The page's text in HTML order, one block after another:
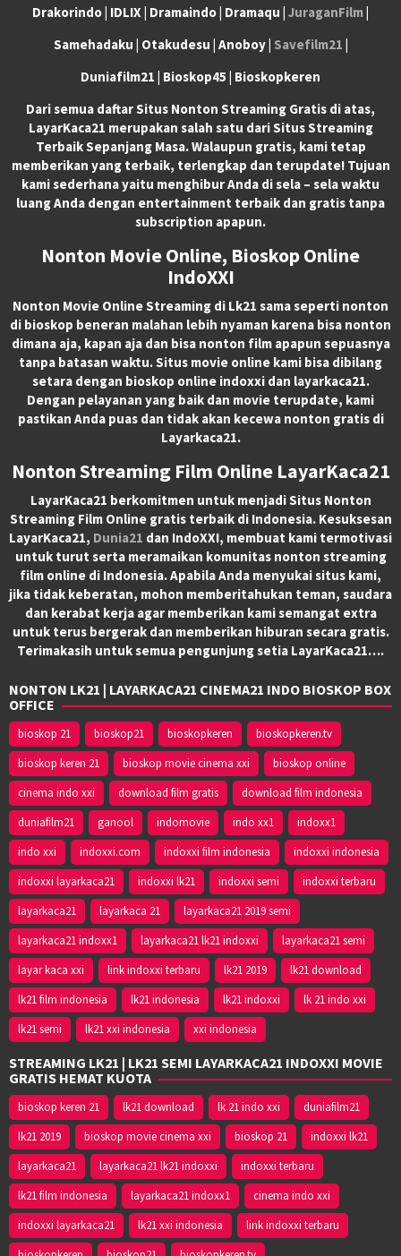
Drakorindo | IDLIX | Dramaindo | Dramaqu | JuraganFilm|
Samehadaku | Otakudesu | Anoboy | Savefilm21 |
Duniafilm21 | Bioskop45 | Bioskopkeren
Dari semua daftar Situs Nonton Streaming Gratis di atas,
LayarKaca21 merupakan salah satu dari Situs Streaming
Terbaik Sepanjang Masa. Walaupun gratis, kami tetap
memberikan yang terbaik, terlengkap dan terupdate! Tujuan
kami sederhana yaitu menghibur Anda di sela – sela waktu
luang Anda dengan entertainment terbaik dan gratis tanpa
subscription apapun.
Nonton Movie Online, Bioskop Online
IndoXXI
Nonton Movie Online Streaming di Lk21 sama seperti nonton
di bioskop beneran malahan lebih nyaman karena bisa nonton
dimana aja, kapan aja dan bisa nonton film apapun sepuasnya
tanpa batasan waktu. Situs movie online kami bisa dibilang
setara dengan bioskop online indoxxi dan layarkaca21.
Dengan pelayanan yang baik dan movie terupdate, kami
pastikan Anda puas dan tidak akan kecewa nonton gratis di
Layarkaca21.
Nonton Streaming Film Online LayarKaca21
LayarKaca21 berkomitmen untuk menjadi Situs Nonton
Streaming Film Online gratis terbaik di Indonesia. Kesuksesan
LayarKaca21, Dunia21 dan IndoXXI, membuat kami termotivasi
untuk turut serta meramaikan komunitas nonton streaming
film online di Indonesia. Apabila Anda menyukai situs kami,
jika tidak keberatan, mohon memberitahukan teman, saudara
dan kerabat kerja agar memberikan kami semangat extra
untuk terus bergerak dan memberikan hiburan secara gratis.
Terimakasih untuk semua pengunjung setia LayarKaca21….
NONTON LK21 | LAYARKACA21 CINEMA21 INDO BIOSKOP BOX
OFFICE
bioskop 21 bioskop21 bioskopkeren
bioskopkeren.tv
bioskop keren 21
bioskop movie cinema xxi
bioskop online
cinema indo xxi
download film gratis
download film indonesia
duniafilm21
ganool indomovie indo xx1
indoxx1
indo xxi
indoxxi.com indoxxi film indonesia
indoxxi indonesia
indoxxi layarkaca21
indoxxi lk21 indoxxi semi
indoxxi terbaru
layarkaca21
layarkaca 21
layarkaca21 2019 semi
layarkaca21 indoxx1
layarkaca21 lk21 indoxxi
layarkaca21 semi
layar kaca xxi
link indoxxi terbaru lk21 2019
lk21 download
lk21 film indonesia
lk21 indonesia lk21 indoxxi
lk 21 indo xxi
lk21 semi
lk21 xxi indonesia xxi indonesia
STREAMING LK21 | LK21 SEMI LAYARKACA21 INDOXXI MOVIE
GRATIS HEMAT KUOTA
bioskop keren 21 lk21 download lk 21 indo xxi
duniafilm21
lk21 2019
bioskop movie cinema xxi bioskop 21
indoxxi lk21
layarkaca21
layarkaca21 lk21 indoxxi
indoxxi terbaru
lk21 film indonesia
layarkaca21 indoxx1
cinema indo xxi
indoxxi layarkaca21
lk21 xxi indonesia
link indoxxi terbaru